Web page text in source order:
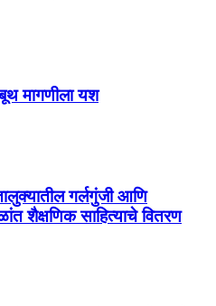
मागणीला यश
गर्लगुंजी आणि
शैक्षणिक साहित्याचे वितरण